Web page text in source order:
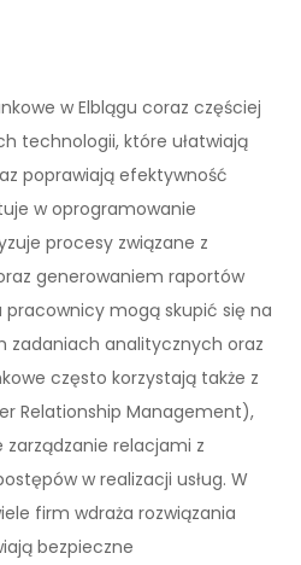
w Elblągu coraz częściej
technologii, które ułatwiają
poprawiają efektywność
w oprogramowanie
procesy związane z
generowaniem raportów
mogą skupić się na
zadaniach analitycznych oraz
często korzystają także z
Relationship Management),
zarządzanie relacjami z
w realizacji usług. W
firm wdraża rozwiązania
bezpieczne